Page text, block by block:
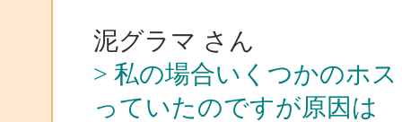
泥グラマ さん
> 私の場合いくつかのホ
っていたのですが原因は